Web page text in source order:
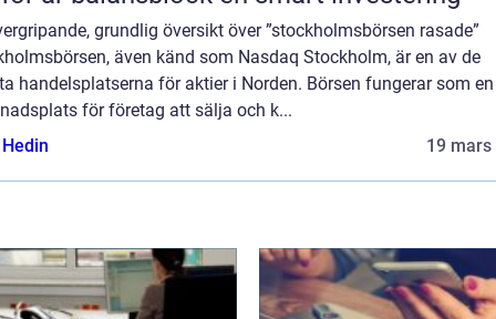
grundlig översikt över ”stockholmsbörsen rasade”
även känd som Nasdaq Stockholm, är en av de
handelsplatserna för aktier i Norden. Börsen fungerar som en
för företag att sälja och k...
19 mars